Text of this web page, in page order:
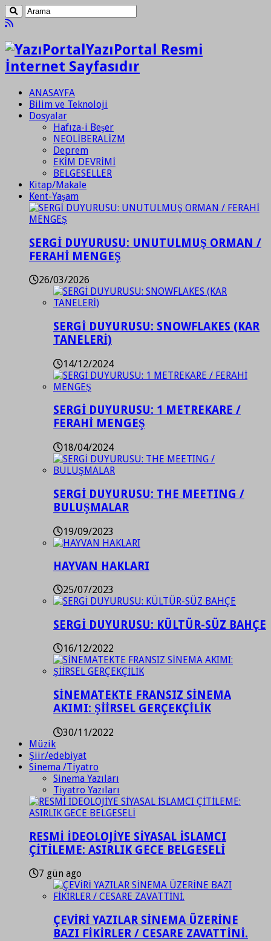
YazıPortal Resmi
İnternet Sayfasıdır
ANASAYFA
Bilim ve Teknoloji
Dosyalar
Hafıza-i Beşer
NEOLİBERALİZM
Deprem
EKİM DEVRİMİ
BELGESELLER
Kitap/Makale
Kent-Yaşam
SERGİ DUYURUSU: UNUTULMUŞ ORMAN /
FERAHİ MENGEŞ
26/03/2026
SERGİ DUYURUSU: SNOWFLAKES (KAR
TANELERİ)
14/12/2024
SERGİ DUYURUSU: 1 METREKARE /
FERAHİ MENGEŞ
18/04/2024
SERGİ DUYURUSU: THE MEETING /
BULUŞMALAR
19/09/2023
HAYVAN HAKLARI
25/07/2023
SERGİ DUYURUSU: KÜLTÜR-SÜZ BAHÇE
16/12/2022
SİNEMATEKTE FRANSIZ SİNEMA
AKIMI: ŞİİRSEL GERÇEKÇİLİK
30/11/2022
Müzik
Şiir/edebiyat
Sinema /Tiyatro
Sinema Yazıları
Tiyatro Yazıları
RESMİ İDEOLOJİYE SİYASAL İSLAMCI
ÇİTİLEME: ASIRLIK GECE BELGESELİ
7 gün ago
ÇEVİRİ YAZILAR SİNEMA ÜZERİNE
BAZI FİKİRLER / CESARE ZAVATTİNİ.